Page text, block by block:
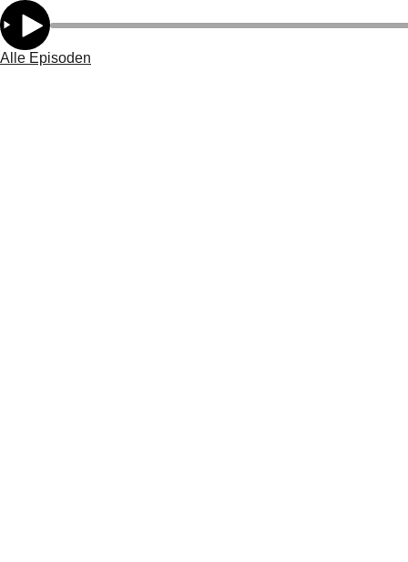
Alle Episoden